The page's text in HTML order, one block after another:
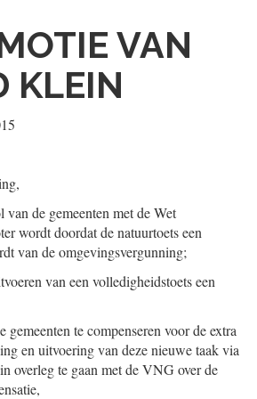
VAN
KLEIN
van de gemeenten met de Wet
wordt doordat de natuurtoets een
van de omgevingsvergunning;
van een volledigheidstoets een
gemeenten te compenseren voor de extra
en uitvoering van deze nieuwe taak via
overleg te gaan met de VNG over de